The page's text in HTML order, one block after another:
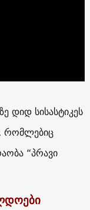
დიდ სისასტიკეს
რომლებიც
“პრავი